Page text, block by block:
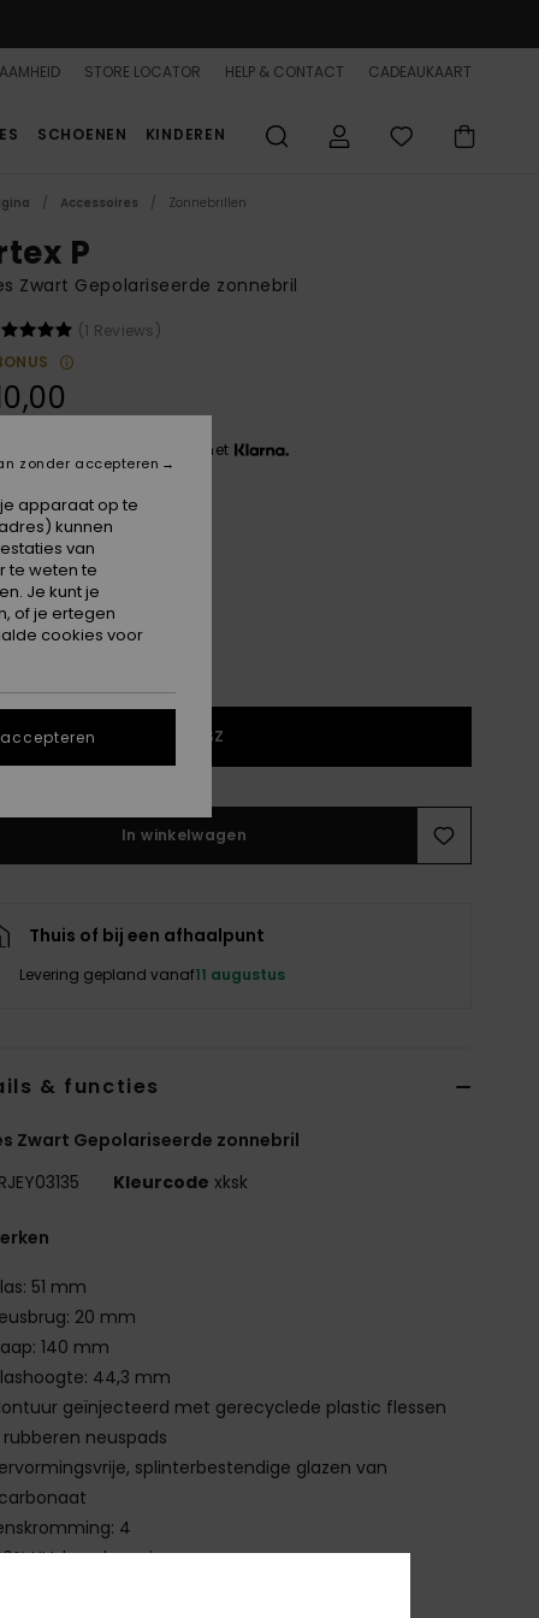
STORE LOCATOR HELP & CONTACT CADEAUKAART
SCHOENEN KINDEREN
Accessoires Zonnebrillen
P
Zwart Gepolariseerde zonnebril
(1 Reviews)
3 x € 36,67, zonder rente met
grey Plz
1SZ
In winkelwagen
Thuis of bij een afhaalpunt
Levering gepland vanaf11 augustus
& functies
Zwart Gepolariseerde zonnebril
Kleurcode xksk
51 mm
20 mm
140 mm
44,3 mm
geïnjecteerd met gerecyclede plastic flessen
neuspads
splinterbestendige glazen van
4
UV-bescherming
apparaat op te
kunnen
van
te weten te
Je kunt je
of je ertegen
cookies voor
zonder accepteren